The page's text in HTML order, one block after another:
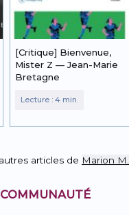
[Critique] Bienvenue,
Mister Z — Jean-Marie
Bretagne
articles de Marion M.